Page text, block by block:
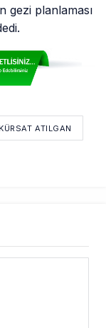
gezi planlaması
ATILGAN